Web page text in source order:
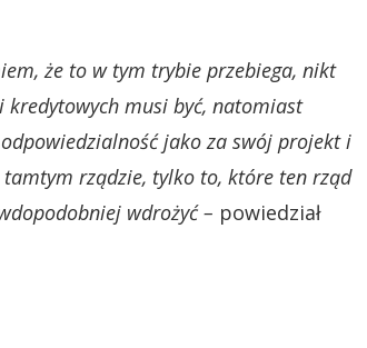
że to w tym trybie przebiega, nikt
kredytowych musi być, natomiast
jako za swój projekt i
rządzie, tylko to, które ten rząd
wdrożyć – powiedział